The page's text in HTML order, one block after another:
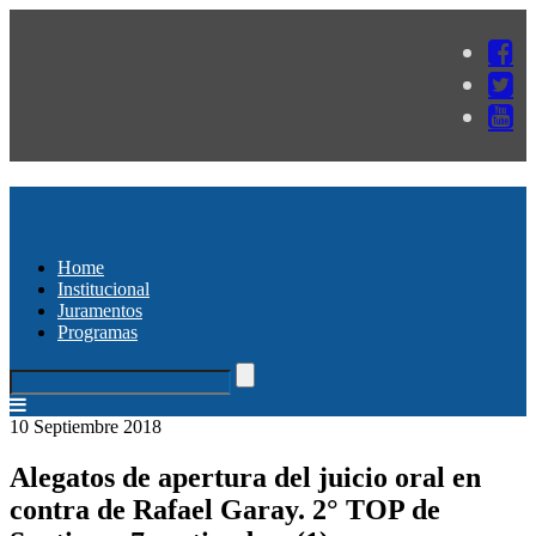
Home
Institucional
Juramentos
Programas
10 Septiembre 2018
Alegatos de apertura del juicio oral en
contra de Rafael Garay. 2° TOP de